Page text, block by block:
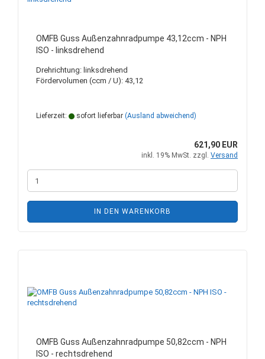
OMFB Guss Außenzahnradpumpe 43,12ccm - NPH
ISO - linksdrehend
Drehrichtung: linksdrehend
Fördervolumen (ccm / U): 43,12
Lieferzeit: sofort lieferbar (Ausland abweichend)
621,90 EUR
inkl. 19% MwSt. zzgl. Versand
IN DEN WARENKORB
OMFB Guss Außenzahnradpumpe 50,82ccm - NPH
ISO - rechtsdrehend